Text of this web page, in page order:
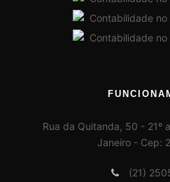
Rua da Quitanda, 50 - 21º
Janeiro - Cep:
(21)